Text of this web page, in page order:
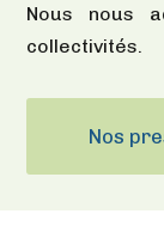
Nous nous
collectivités.
Nos